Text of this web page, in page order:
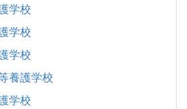
学校
学校
学校
養護学校
学校